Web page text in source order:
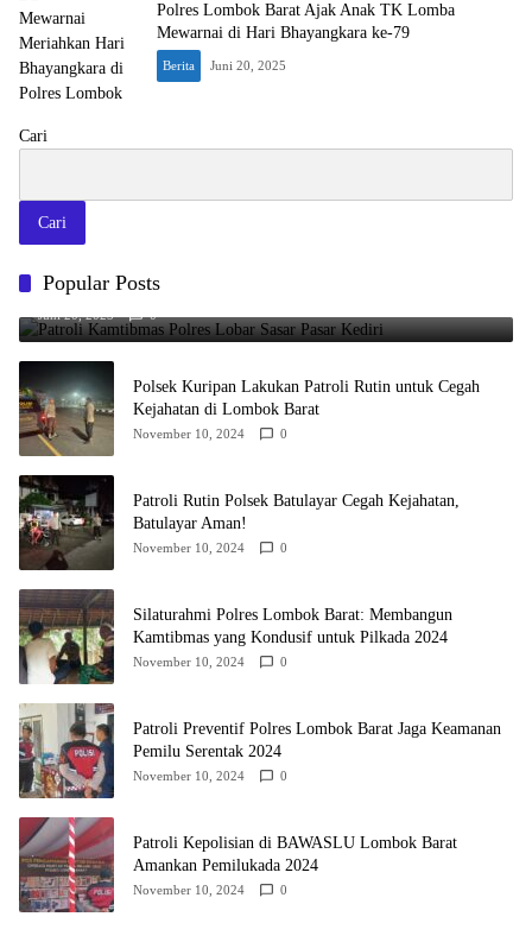
Polres Lombok Barat Ajak Anak TK Lomba
Mewarnai di Hari Bhayangkara ke-79
Berita Juni 20, 2025
Cari
Cari
Popular Posts
Patroli Kamtibmas Polres Lobar Sasar Pasar Kediri
Juni 20, 2025 0
Polsek Kuripan Lakukan Patroli Rutin untuk Cegah
Kejahatan di Lombok Barat
November 10, 2024 0
Patroli Rutin Polsek Batulayar Cegah Kejahatan,
Batulayar Aman!
November 10, 2024 0
Silaturahmi Polres Lombok Barat: Membangun
Kamtibmas yang Kondusif untuk Pilkada 2024
November 10, 2024 0
Patroli Preventif Polres Lombok Barat Jaga Keamanan
Pemilu Serentak 2024
November 10, 2024 0
Patroli Kepolisian di BAWASLU Lombok Barat
Amankan Pemilukada 2024
November 10, 2024 0